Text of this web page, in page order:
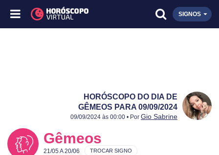
SIGNOS
HORÓSCOPO DO DIA DE
GÊMEOS PARA 09/09/2024
Publicado:
09/09/2024
Atualizado:
09/09/2024
09/09/2024 às 00:00 • Por Gio Sabrine
Gêmeos
21/05 A 20/06 TROCAR SIGNO